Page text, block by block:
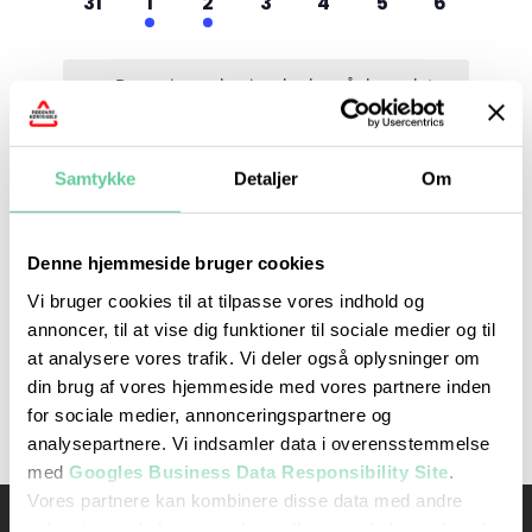
Samtykke Detaljer Om
Denne hjemmeside bruger cookies
Vi bruger cookies til at tilpasse vores indhold og
annoncer, til at vise dig funktioner til sociale medier og til
at analysere vores trafik. Vi deler også oplysninger om
din brug af vores hjemmeside med vores partnere inden
for sociale medier, annonceringspartnere og
analysepartnere. Vi indsamler data i overensstemmelse
med Googles Business Data Responsibility Site
Vores partnere kan kombinere disse data med andre
begivenheder,
begivenhed,begivenhed,
Der er ingen begivenheder på den valgte
jul Denne måned sep
Abonner på kalender